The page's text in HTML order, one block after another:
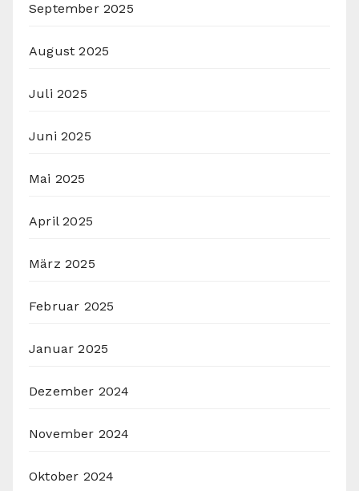
September 2025
August 2025
Juli 2025
Juni 2025
Mai 2025
April 2025
März 2025
Februar 2025
Januar 2025
Dezember 2024
November 2024
Oktober 2024